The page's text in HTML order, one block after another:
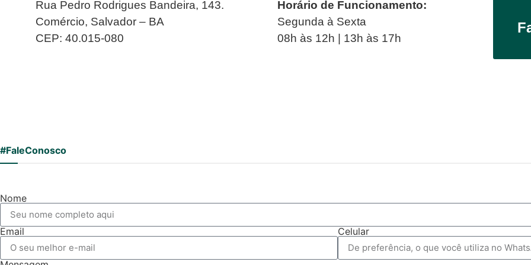
Rua Pedro Rodrigues Bandeira, 143.
Comércio, Salvador – BA
CEP: 40.015-080
Horário de Funcionamento:
Segunda à Sexta
08h às 12h | 13h às 17h
#FaleConosco
Nome
Email Celular